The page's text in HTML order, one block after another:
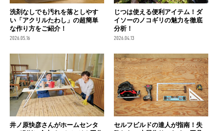
洗剤なしでも汚れを落としやす
い「アクリルたわし」の超簡単
な作り方をご紹介！
2026.05.16
じつは使える便利アイテム！ダ
イソーのノコギリの魅力を徹底
分析！
2026.04.13
井ノ原快彦さんがホームセンタ
セルフビルドの達人が指南！失